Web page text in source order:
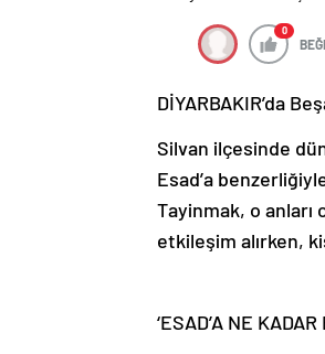
0
DİYARBAKIR’da
Silvan ilçesinde
Esad’a
Tayinmak, o anları
etkileşim alırken,
‘ESAD’A NE